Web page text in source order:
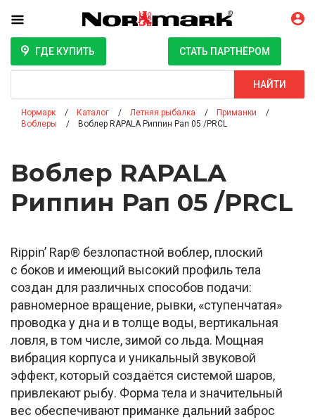
ГДЕ КУПИТЬ СТАТЬ ПАРТНЁРОМ
НАЙТИ
Нормарк Каталог Летняя рыбалка
Приманки
Воблеры
Воблер RAPALA Риппин Рап 05 /PRCL
Воблер RAPALA
Риппин Рап 05 /PRCL
Rippin’ Rap® безлопастной воблер, плоский
с боков и имеющий высокий профиль тела
создан для различных способов подачи:
равномерное вращение, рывки, «ступенчатая»
проводка у дна и в толще воды, вертикальная
ловля, в том числе, зимой со льда. Мощная
вибрация корпуса и уникальный звуковой
эффект, который создаётся системой шаров,
привлекают рыбу. Форма тела и значительный
вес обеспечивают приманке дальний заброс